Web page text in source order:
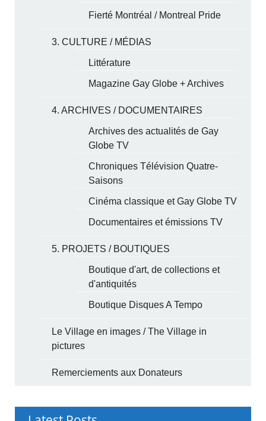
Fierté Montréal / Montreal Pride
3. CULTURE / MÉDIAS
Littérature
Magazine Gay Globe + Archives
4. ARCHIVES / DOCUMENTAIRES
Archives des actualités de Gay
Globe TV
Chroniques Télévision Quatre-
Saisons
Cinéma classique et Gay Globe TV
Documentaires et émissions TV
5. PROJETS / BOUTIQUES
Boutique d'art, de collections et
d'antiquités
Boutique Disques A Tempo
Le Village en images / The Village in
pictures
Remerciements aux Donateurs